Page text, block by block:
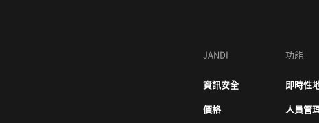
JANDI
資訊安全
價格
功能
即時性
人員管